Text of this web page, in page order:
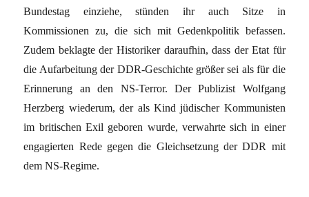
Bundestag einziehe, stünden ihr auch Sitze in
Kommissionen zu, die sich mit Gedenkpolitik befassen.
Zudem beklagte der Historiker daraufhin, dass der Etat für
die Aufarbeitung der DDR-Geschichte größer sei als für die
Erinnerung an den NS-Terror. Der Publizist Wolfgang
Herzberg wiederum, der als Kind jüdischer Kommunisten
im britischen Exil geboren wurde, verwahrte sich in einer
engagierten Rede gegen die Gleichsetzung der DDR mit
dem NS-Regime.